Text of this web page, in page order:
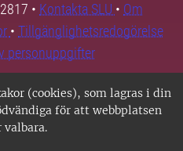
(cookies), som lagras i din
för att webbplatsen
valbara.
• Kontakta SLU • Om
• Tillgänglighetsredogörelse
personuppgifter